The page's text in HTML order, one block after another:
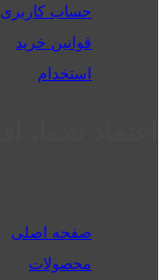
حساب کاربری
قوانین خرید
استخدام
صفحه اصلی
محصولات